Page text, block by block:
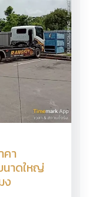
คา
นาดใหญ่
ง